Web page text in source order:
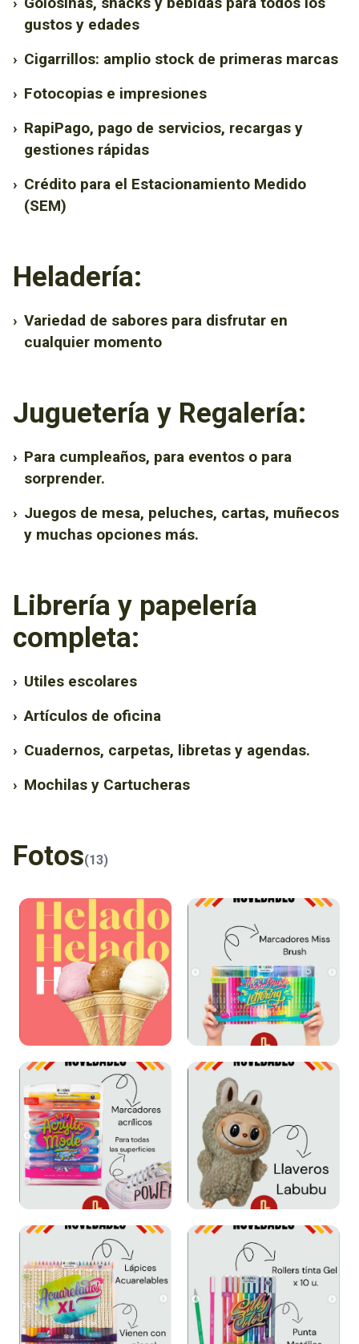
gustos y edades
› Cigarrillos: amplio stock de primeras marcas
› Fotocopias e impresiones
› RapiPago, pago de servicios, recargas y
gestiones rápidas
› Crédito para el Estacionamiento Medido
(SEM)
Heladería:
› Variedad de sabores para disfrutar en
cualquier momento
Juguetería y Regalería:
› Para cumpleaños, para eventos o para
sorprender.
› Juegos de mesa, peluches, cartas, muñecos
y muchas opciones más.
Librería y papelería
completa:
› Utiles escolares
› Artículos de oficina
› Cuadernos, carpetas, libretas y agendas.
› Mochilas y Cartucheras
Fotos(13)